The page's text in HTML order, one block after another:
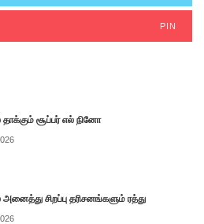
PIN
தாக்கும் சூப்பர் எல் நினோ
அனைத்து சிறப்பு தரிசனங்களும் ரத்து